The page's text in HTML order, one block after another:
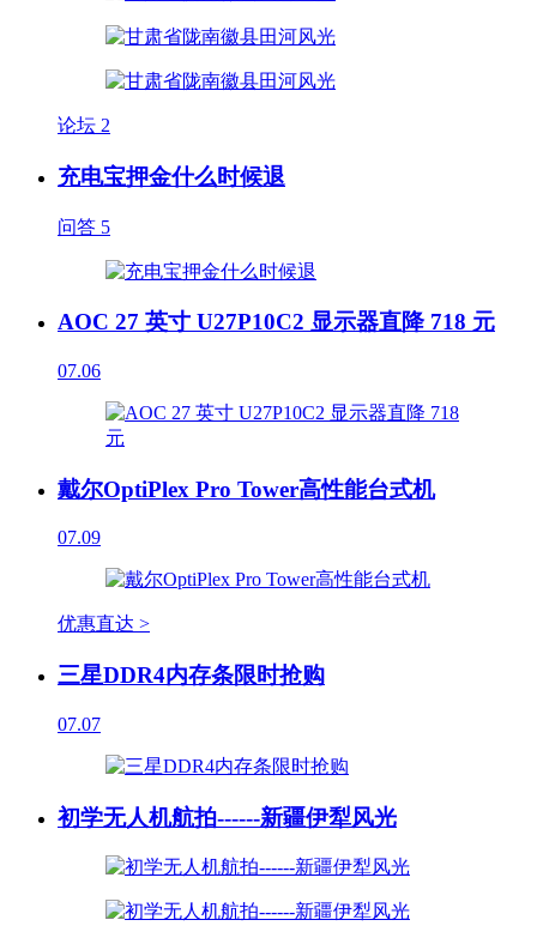
论坛 2
充电宝押金什么时候退
问答 5
AOC 27 英寸 U27P10C2 显示器直降 718 元
07.06
戴尔OptiPlex Pro Tower高性能台式机
07.09
优惠直达 >
三星DDR4内存条限时抢购
07.07
初学无人机航拍------新疆伊犁风光